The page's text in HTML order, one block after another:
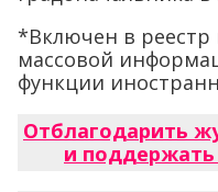
*Включен в реестр
массовой
функции
Отблагодарить
и